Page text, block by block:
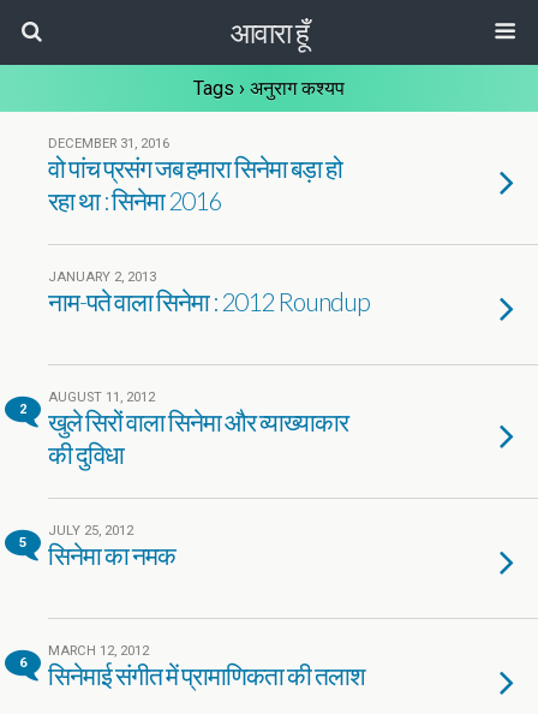
आवारा हूँ
Tags › अनुराग कश्यप
DECEMBER 31, 2016
वो पांच प्रसंग जब हमारा सिनेमा बड़ा हो
रहा था : सिनेमा 2016
JANUARY 2, 2013
नाम-पते वाला सिनेमा : 2012 Roundup
2
AUGUST 11, 2012
खुले सिरों वाला सिनेमा और व्याख्याकार
की दुविधा
5
JULY 25, 2012
सिनेमा का नमक
6
MARCH 12, 2012
सिनेमाई संगीत में प्रामाणिकता की तलाश